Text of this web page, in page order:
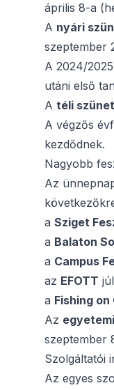
április 8-a
A nyári
szeptember
A 2024/
utáni első
A téli szünet
A végzős
kezdődnek.
Nagyobb
Az
a Sziget
a Balaton
a Campus
az EFOTT
a Fishing on
Az
szeptember
Szolgáltatói
Az egyes